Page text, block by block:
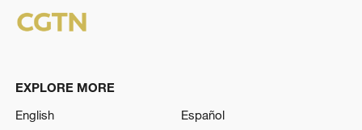
EXPLORE MORE
English
Español